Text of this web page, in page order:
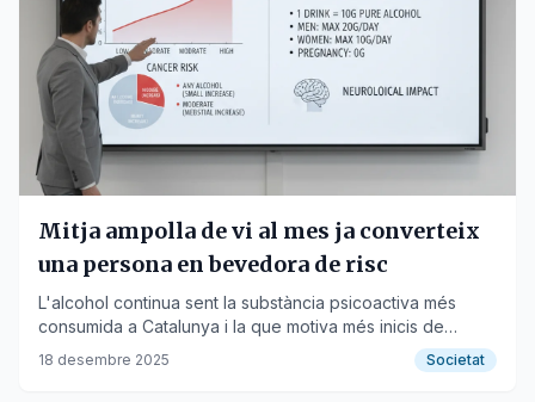
Mitja ampolla de vi al mes ja converteix
una persona en bevedora de risc
L'alcohol continua sent la substància psicoactiva més
consumida a Catalunya i la que motiva més inicis de
tractament.
18 desembre 2025 Societat